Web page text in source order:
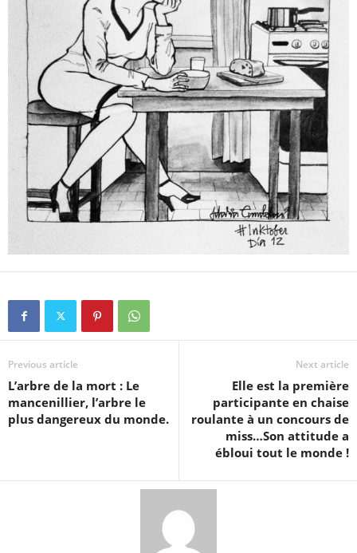
Previous article
L’arbre de la mort : Le
mancenillier, l’arbre le
plus dangereux du monde.
Next article
Elle est la première
participante en chaise
roulante à un concours de
miss…Son attitude a
ébloui tout le monde !